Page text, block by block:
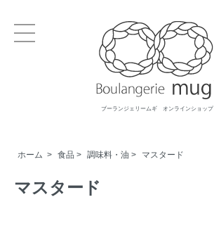
ブーランジェリームギ オンラインショップ
ホーム > 食品 > 調味料・油 > マスタード
マスタード